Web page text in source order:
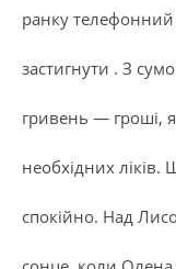
ранку телефонний
застигнути . З
гривень — гроші,
необхідних
спокійно. Над